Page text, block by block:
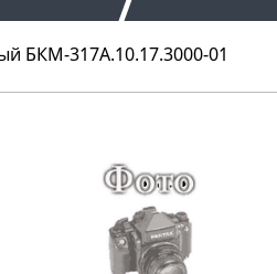
БКМ-317А.10.17.3000-01